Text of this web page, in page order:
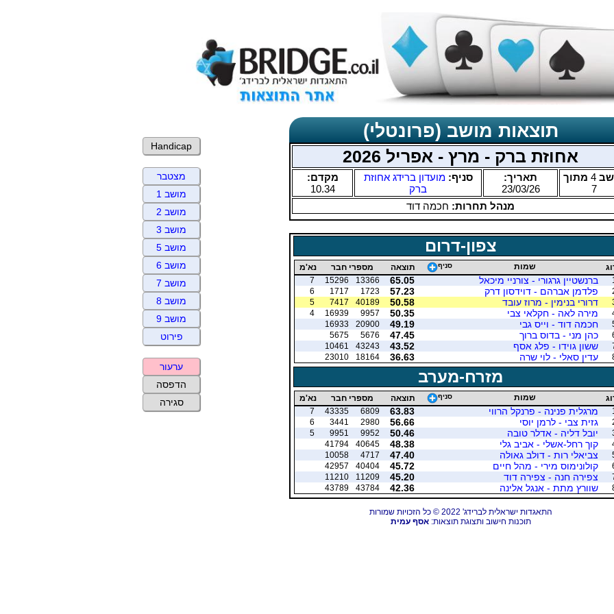
תוצאות מושב (פרונטלי)
אחוזת ברק - מרץ - אפריל 2026
4 מתוך
7
תאריך:
23/03/26
סניף:מועדון ברידג אחוזת
ברק
מקדם:
10.34
מנהל תחרות: חכמה דוד
צפון-דרום
שמות סניף תוצאה מספרי חבר
נא'מ
1
ברנשטיין גרגורי - צורניי מיכאל 65.05
13366
15296
7
פלדמן אברהם - דוידסון דרק 57.23
1723
1717
6
דרורי בנימין - מרוז עובד 50.58
40189
7417
5
מירה לאה - חקלאי צבי 50.35
9957
16939
4
חכמה דוד - וייס גבי 49.19
20900
16933
כהן מני - בדוס ברוך 47.45
5676
5675
ששון גוידו - פלג אסף 43.52
43243
10461
עדין סאלי - לוי שרה 36.63
18164
23010
מזרח-מערב
שמות סניף תוצאה מספרי חבר
נא'מ
1
מרגלית פנינה - פרנקל הרווי 63.83
6809
43335
7
גזית צבי - לרמן יוסי 56.66
2980
3441
6
יובל דליה - אדלר טובה 50.46
9952
9951
5
קוך רחל-אשלי - אביב גלי 48.38
40645
41794
צביאלי רות - דולב גאולה 47.40
4717
10058
קולונימוס מירי - מהל חיים 45.72
40404
42957
צפירה חנה - צפירה דוד 45.20
11209
11210
שוורץ מתת - אנגל אלינה 42.36
43784
43789
התאגדות ישראלית לברידג' 2022 © כל הזכויות שמורות
תוכנות חישוב ותצוגת תוצאות:אסף עמית
Handicap
מצטבר
מושב 1
מושב 2
מושב 3
מושב 5
מושב 6
מושב 7
מושב 8
מושב 9
פירוט
ערעור
הדפסה
סגירה